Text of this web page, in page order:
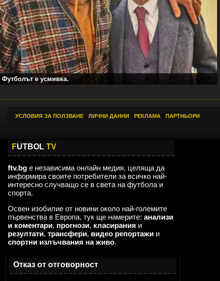
Футболът е усмивка.
УСЛОВИЯ ЗА ПОЛЗВАНЕ ЛИЧНИ ДАННИ РЕКЛАМА ПАРТНЬОРИ
FUTBOL TV
ftv.bg е независима онлайн медия, целяща да
информира своите потребители за всичко най-
интересно случващо се в света на футбола и
спорта.
Освен изобилие от новини около най-големите
първенства в Европа, тук ще намерите: анализи
и коментари, прогнози, класирания и
резултати, трансфери, видео репортажи и
спортни излъчвания на живо.
Отказ от отговорност